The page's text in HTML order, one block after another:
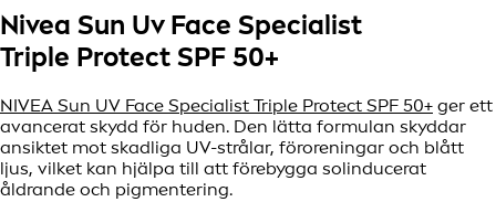
Nivea Sun Uv Face Specialist
Triple Protect SPF 50+
NIVEA Sun UV Face Specialist Triple Protect SPF 50+ ger ett
avancerat skydd för huden. Den lätta formulan skyddar
ansiktet mot skadliga UV-strålar, föroreningar och blått
ljus, vilket kan hjälpa till att förebygga solinducerat
åldrande och pigmentering.